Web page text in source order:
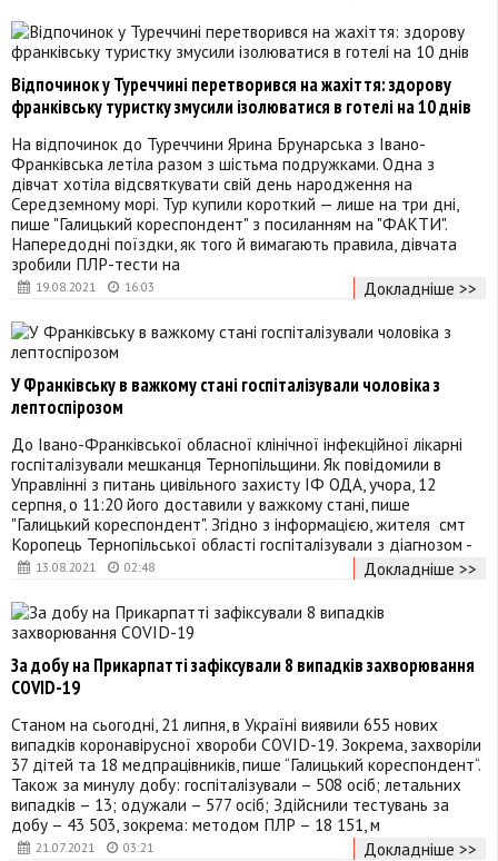
19.08.2021 16:03
Відпочинок у Туреччині перетворився на жахіття: здорову
франківську туристку змусили ізолюватися в готелі на 10 днів
На відпочинок до Туреччини Ярина Брунарська з Івано-
Франківська летіла разом з шістьма подружками. Одна з
дівчат хотіла відсвяткувати свій день народження на
Середземному морі. Тур купили короткий — лише на три дні,
пише "Галицький кореспондент" з посиланням на "ФАКТИ".
Напередодні поїздки, як того й вимагають правила, дівчата
зробили ПЛР-тести на
Докладніше >>
13.08.2021 02:48
У Франківську в важкому стані госпіталізували чоловіка з
лептоспірозом
До Івано-Франківської обласної клінічної інфекційної лікарні
госпіталізували мешканця Тернопільщини. Як повідомили в
Управлінні з питань цивільного захисту ІФ ОДА, учора, 12
серпня, о 11:20 його доставили у важкому стані, пише
"Галицький кореспондент". Згідно з інформацією, жителя смт
Коропець Тернопільської області госпіталізували з діагнозом -
Докладніше >>
21.07.2021 03:21
За добу на Прикарпатті зафіксували 8 випадків захворювання
COVID-19
Станом на сьогодні, 21 липня, в Україні виявили 655 нових
випадків коронавірусної хвороби COVID-19. Зокрема, захворіли
37 дітей та 18 медпрацівників, пише “Галицький кореспондент“.
Також за минулу добу: госпіталізували – 508 осіб; летальних
випадків – 13; одужали – 577 осіб; Здійснили тестувань за
добу – 43 503, зокрема: методом ПЛР – 18 151, м
Докладніше >>